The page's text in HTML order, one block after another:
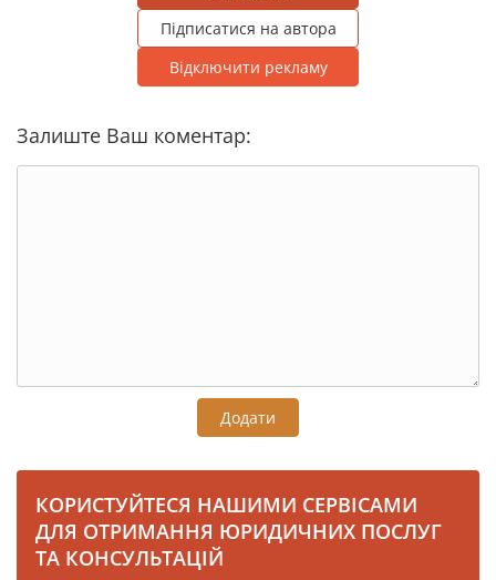
Підписатися на автора
Відключити рекламу
Залиште Ваш коментар:
Додати
КОРИСТУЙТЕСЯ НАШИМИ СЕРВІСАМИ
ДЛЯ ОТРИМАННЯ ЮРИДИЧНИХ ПОСЛУГ
ТА КОНСУЛЬТАЦІЙ